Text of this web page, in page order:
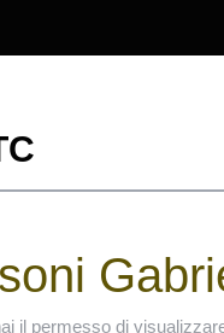
il permesso di